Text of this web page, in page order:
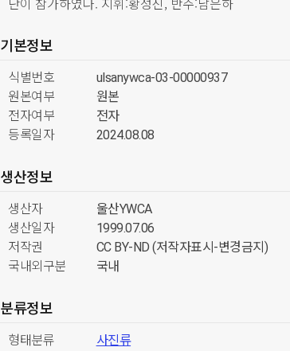
기본정보
식별번호
ulsanywca-03-00000937
원본여부
원본
전자여부
전자
등록일자
2024.08.08
생산정보
생산자
울산YWCA
생산일자
1999.07.06
저작권
CC BY-ND (저작자표시-변경금지)
국내외구분
국내
분류정보
형태분류
사진류